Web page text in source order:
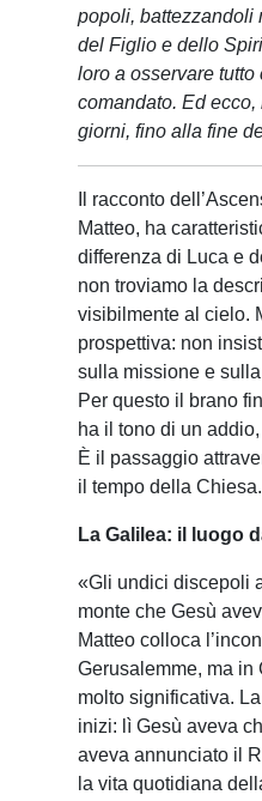
popoli, battezzandoli
del Figlio e dello
loro a osservare tutto
comandato. Ed
giorni, fino alla fine
Il racconto
Matteo, ha
differenza di Luca e
non troviamo la
visibilmente al cielo.
prospettiva: non
sulla missione e
Per questo il brano
ha il tono di un
È il passaggio
il tempo della Chiesa.
La Galilea: il luogo
«Gli undici discepoli
monte che Gesù
Matteo colloca
Gerusalemme, ma in
molto significativa.
inizi: lì Gesù aveva
aveva annunciato il
la vita quotidiana